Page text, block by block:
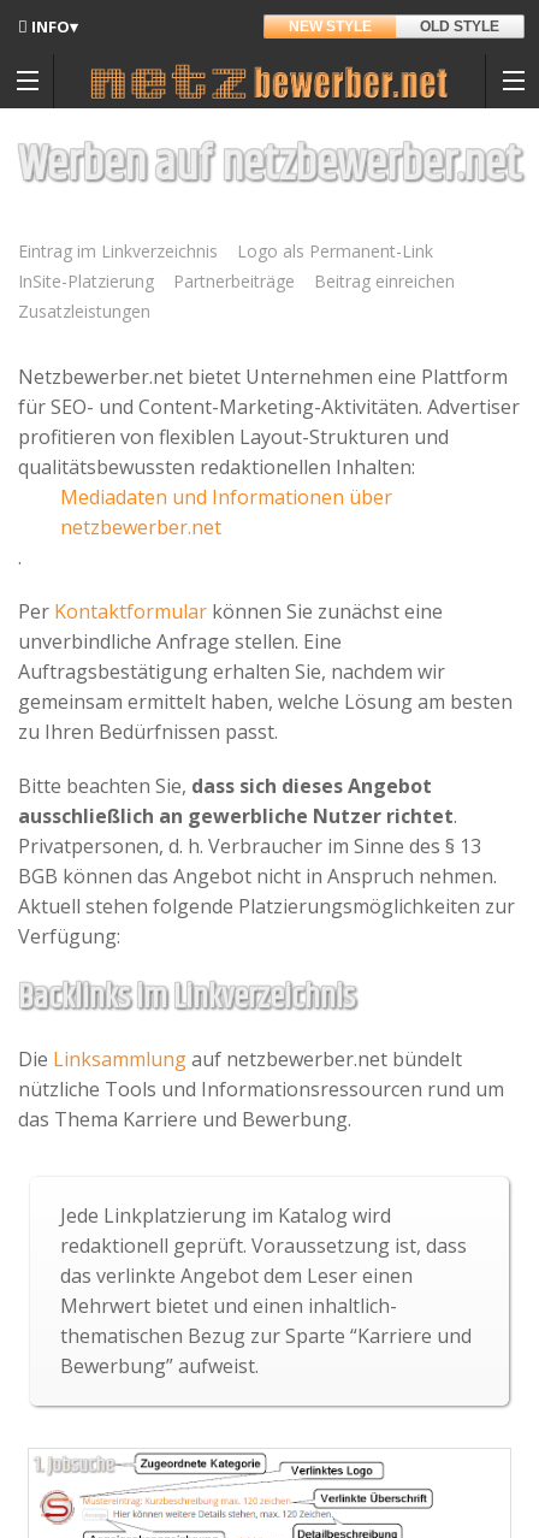
NEW STYLE OLD STYLE
INFO▾
Updates
Entwickler
Sitemap
Datenschutz
Nutzungsbedingungen
Spenden
Advertiser
Werben auf netzbewerber.net
Eintrag im Linkverzeichnis
Logo als Permanent-Link
InSite-Platzierung
Partnerbeiträge
Beitrag einreichen
Zusatzleistungen
Netzbewerber.net bietet Unternehmen eine Plattform
für SEO- und Content-Marketing-Aktivitäten. Advertiser
profitieren von flexiblen Layout-Strukturen und
qualitätsbewussten redaktionellen Inhalten:
Mediadaten und Informationen über
netzbewerber.net
.
Per Kontaktformular können Sie zunächst eine
unverbindliche Anfrage stellen. Eine
Auftragsbestätigung erhalten Sie, nachdem wir
gemeinsam ermittelt haben, welche Lösung am besten
zu Ihren Bedürfnissen passt.
Bitte beachten Sie, dass sich dieses Angebot
ausschließlich an gewerbliche Nutzer richtet.
Privatpersonen, d. h. Verbraucher im Sinne des § 13
BGB können das Angebot nicht in Anspruch nehmen.
Aktuell stehen folgende Platzierungsmöglichkeiten zur
Verfügung:
Backlinks im Linkverzeichnis
Die Linksammlungauf netzbewerber.net bündelt
nützliche Tools und Informationsressourcen rund um
das Thema Karriere und Bewerbung.
Jede Linkplatzierung im Katalog wird
redaktionell geprüft. Voraussetzung ist, dass
das verlinkte Angebot dem Leser einen
Mehrwert bietet und einen inhaltlich-
thematischen Bezug zur Sparte “Karriere und
Bewerbung” aufweist.